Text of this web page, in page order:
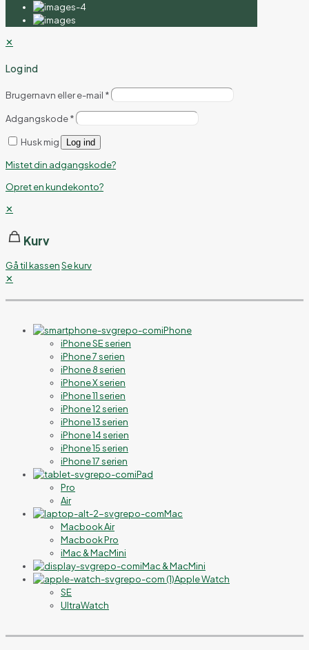
✕
Log ind
Brugernavn eller e-mail *
Adgangskode*
Husk mig Log ind
Mistet din adgangskode?
Opret en kundekonto?
✕
Kurv
Gå til kassenSe kurv
✕
iPhone
iPhone SE serien
iPhone 7 serien
iPhone 8 serien
iPhone X serien
iPhone 11 serien
iPhone 12 serien
iPhone 13 serien
iPhone 14 serien
iPhone 15 serien
iPhone 17 serien
iPad
Pro
Air
Mac
Macbook Air
Macbook Pro
iMac & MacMini
iMac & MacMini
Apple Watch
SE
UltraWatch